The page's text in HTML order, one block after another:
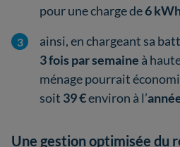
pour une charge de6
ainsi, en chargeant sa
3 fois par semaine à
ménage pourrait
soit 39 €environ à l’
Une gestion optimisée du